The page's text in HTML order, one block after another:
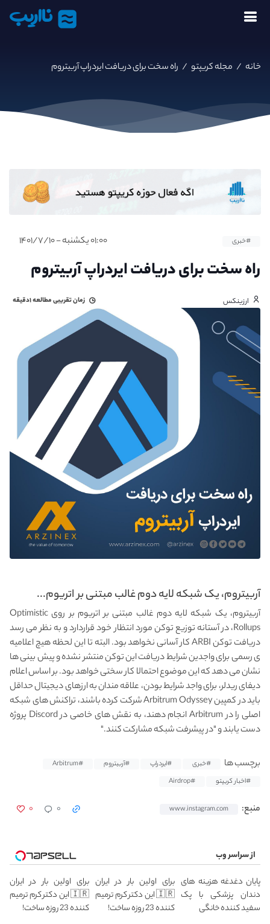
نااریب
خانه / مجله کریپتو / راه سخت برای دریافت ایردراپ آربیتروم
#خبری ۰۱:۰۰ یکشنبه - ۱۴۰۱/۷/۱۰
راه سخت برای دریافت ایردراپ آربیتروم
ارزینکس زمان تقریبی مطالعه۱دقیقه
آربیتروم، یک شبکه لایه دوم غالب مبتنی بر اتریوم...
آربیتروم، یک شبکه لایه دوم غالب مبتنی بر اتریوم بر روی Optimistic
Rollups، در آستانه توزیع توکن مورد انتظار خود قراردارد و به نظر می رسد
دریافت توکن ARBI کار آسانی نخواهد بود. البته تا این لحظه هیچ اعلامیه
ی رسمی برای واجدین شرایط دریافت این توکن منتشر نشده و پیش بینی ها
نشان می دهد که این موضوع احتمالا کار سختی خواهد بود. بر اساس اعلام
دیفای ریدلر، برای واجد شرایط بودن، علاقه مندان به ارزهای دیجیتال حداقل
باید در کمپین Arbitrum Odyssey شرکت کرده باشند، تراکنش های شبکه
اصلی را در Arbitrum انجام دهند، به نقش های خاصی در Discord پروژه
دست یابند و "در پیشرفت شبکه مشارکت کنند."
برچسب ها #خبری #ایردراپ #آربیتروم
#Arbitrum
#اخبار کریپتو
#Airdrop
منبع: www.instagram.com ۰ ۰
از سراسر وب
پایان دغدغه هزینه های
دندان پزشکی با پک
سفید کننده خانگی
برای اولین بار در ایران
🇮🇷 این دکتر کرم ترمیم
کننده 23 روزه ساخت!
برای اولین بار در ایران
🇮🇷 این دکتر کرم ترمیم
کننده 23 روزه ساخت!